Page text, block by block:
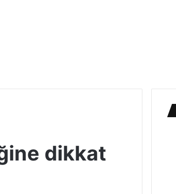
dikkat